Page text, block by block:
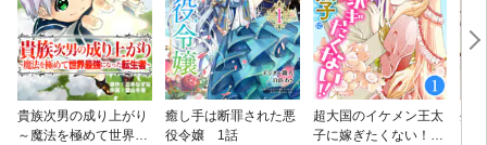
貴族次男の成り上がり
～魔法を極めて世界最
癒し手は断罪された悪
役令嬢 1話
超大国のイケメン王太
子に嫁ぎたくない！！
生